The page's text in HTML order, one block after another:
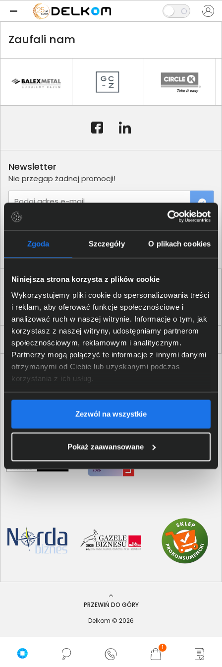
Zgoda Szczegóły O plikach cookies
Niniejsza strona korzysta z plików cookie
Wykorzystujemy pliki cookie do spersonalizowania treści
i reklam, aby oferować funkcje społecznościowe i
analizować ruch w naszej witrynie. Informacje o tym, jak
korzystasz z naszej witryny, udostępniamy partnerom
społecznościowym, reklamowym i analitycznym.
Partnerzy mogą połączyć te informacje z innymi danymi
otrzymanymi od Ciebie lub uzyskanymi podczas
korzystania z ich usług.
Zezwól na wszystkie
Pokaż zaawansowane
1
Zaufali nam
Dla Firm i Instytucji
Zakupy
Delkom 2000
Newsletter
Nie przegap żadnej promocji!
Podaj adres e-mail
PRZEWIŃ DO GÓRY
Delkom © 2026